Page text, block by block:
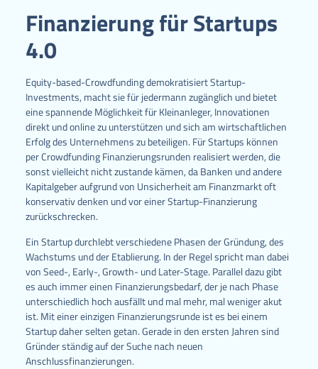
Finanzierung für Startups
4.0
Equity-based-Crowdfunding demokratisiert Startup-
Investments, macht sie für jedermann zugänglich und bietet
eine spannende Möglichkeit für Kleinanleger, Innovationen
direkt und online zu unterstützen und sich am wirtschaftlichen
Erfolg des Unternehmens zu beteiligen. Für Startups können
per Crowdfunding Finanzierungsrunden realisiert werden, die
sonst vielleicht nicht zustande kämen, da Banken und andere
Kapitalgeber aufgrund von Unsicherheit am Finanzmarkt oft
konservativ denken und vor einer Startup-Finanzierung
zurückschrecken.
Ein Startup durchlebt verschiedene Phasen der Gründung, des
Wachstums und der Etablierung. In der Regel spricht man dabei
von Seed-, Early-, Growth- und Later-Stage. Parallel dazu gibt
es auch immer einen Finanzierungsbedarf, der je nach Phase
unterschiedlich hoch ausfällt und mal mehr, mal weniger akut
ist. Mit einer einzigen Finanzierungsrunde ist es bei einem
Startup daher selten getan. Gerade in den ersten Jahren sind
Gründer ständig auf der Suche nach neuen
Anschlussfinanzierungen.